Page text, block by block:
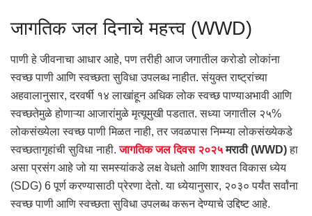
जागतिक जल दिनाचे महत्त्व (WWD)
पाणी हे जीवनाचा आधार आहे, पण तरीही आज जगातील करोडो लोकांना
स्वच्छ पाणी आणि स्वच्छता सुविधा उपलब्ध नाहीत. संयुक्त राष्ट्रांच्या
अहवालानुसार, दरवर्षी १४ लाखांहून अधिक लोक स्वच्छ पाण्याअभावी आणि
स्वच्छतेमुळे होणाऱ्या आजारांमुळे मृत्यूमुखी पडतात. सध्या जगातील २५%
लोकसंख्येला स्वच्छ पाणी मिळत नाही, तर जवळपास निम्म्या लोकसंख्येकडे
स्वच्छतागृहांची सुविधा नाही.जागतिक जल दिवस २०२५मराठी (WWD)हा
असा प्रसंग आहे जो या समस्यांकडे लक्ष वेधतो आणि शाश्वत विकास ध्येय
(SDG) 6 पूर्ण करण्यासाठी प्रेरणा देतो. या ध्येयानुसार, २०३० पर्यंत सर्वांना
स्वच्छ पाणी आणि स्वच्छता सुविधा उपलब्ध करून देण्याचे उद्दिष्ट आहे.